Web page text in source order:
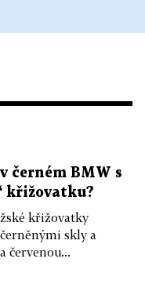
černém BMW s
křižovatku?
křižovatky
skly a
červenou...